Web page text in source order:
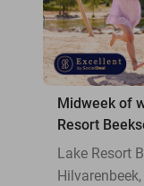
Midweek of
Resort
Beekse
Lake Resort